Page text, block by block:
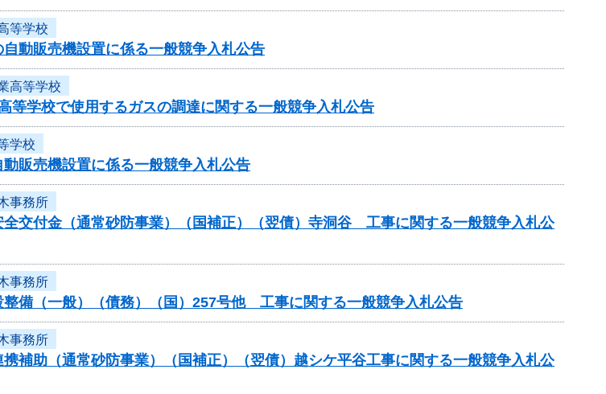
等学校
動販売機設置に係る一般競争入札公告
高等学校
等学校で使用するガスの調達に関する一般競争入札公告
学校
販売機設置に係る一般競争入札公告
事務所
交付金（通常砂防事業）（国補正）（翌債）寺洞谷 工事に関する一般競争入札公
事務所
備（一般）（債務）（国）257号他 工事に関する一般競争入札公告
事務所
補助（通常砂防事業）（国補正）（翌債）越シケ平谷工事に関する一般競争入札公